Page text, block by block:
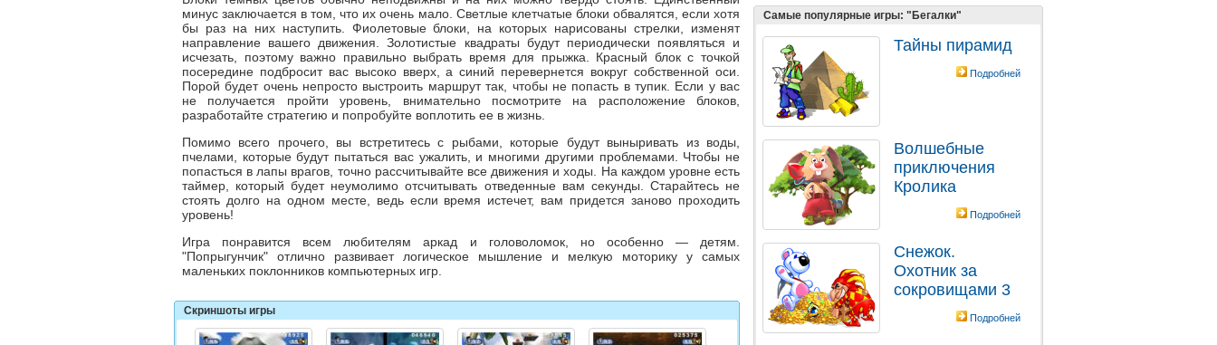
минус заключается в том, что их очень мало. Светлые клетчатые блоки обвалятся, если хотя
бы раз на них наступить. Фиолетовые блоки, на которых нарисованы стрелки, изменят
направление вашего движения. Золотистые квадраты будут периодически появляться и
исчезать, поэтому важно правильно выбрать время для прыжка. Красный блок с точкой
посередине подбросит вас высоко вверх, а синий перевернется вокруг собственной оси.
Порой будет очень непросто выстроить маршрут так, чтобы не попасть в тупик. Если у вас
не получается пройти уровень, внимательно посмотрите на расположение блоков,
разработайте стратегию и попробуйте воплотить ее в жизнь.
Помимо всего прочего, вы встретитесь с рыбами, которые будут выныривать из воды,
пчелами, которые будут пытаться вас ужалить, и многими другими проблемами. Чтобы не
попасться в лапы врагов, точно рассчитывайте все движения и ходы. На каждом уровне есть
таймер, который будет неумолимо отсчитывать отведенные вам секунды. Старайтесь не
стоять долго на одном месте, ведь если время истечет, вам придется заново проходить
уровень!
Игра понравится всем любителям аркад и головоломок, но особенно — детям.
"Попрыгунчик" отлично развивает логическое мышление и мелкую моторику у самых
маленьких поклонников компьютерных игр.
Скриншоты игры
Самые популярные игры: "Бегалки"
Тайны пирамид
Подробней
Волшебные
приключения
Кролика
Подробней
Снежок.
Охотник за
сокровищами 3
Подробней